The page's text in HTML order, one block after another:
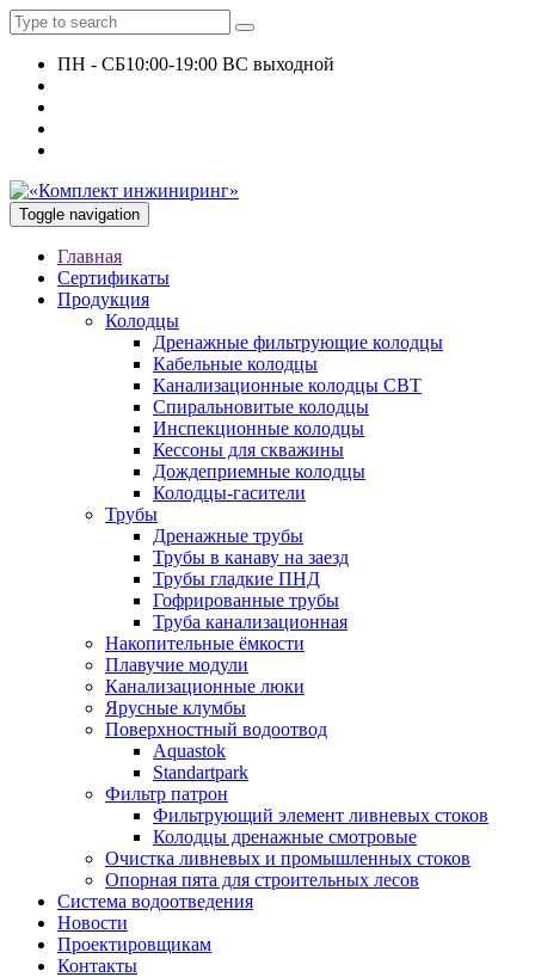
ПН - СБ10:00-19:00 ВС выходной
Toggle navigation
Главная
Сертификаты
Продукция
Колодцы
Дренажные фильтрующие колодцы
Кабельные колодцы
Канализационные колодцы СВТ
Спиральновитые колодцы
Инспекционные колодцы
Кессоны для скважины
Дождеприемные колодцы
Колодцы-гасители
Трубы
Дренажные трубы
Трубы в канаву на заезд
Трубы гладкие ПНД
Гофрированные трубы
Труба канализационная
Накопительные ёмкости
Плавучие модули
Канализационные люки
Ярусные клумбы
Поверхностный водоотвод
Aquastok
Standartpark
Фильтр патрон
Фильтрующий элемент ливневых стоков
Колодцы дренажные смотровые
Очистка ливневых и промышленных стоков
Опорная пята для строительных лесов
Система водоотведения
Новости
Проектировщикам
Контакты